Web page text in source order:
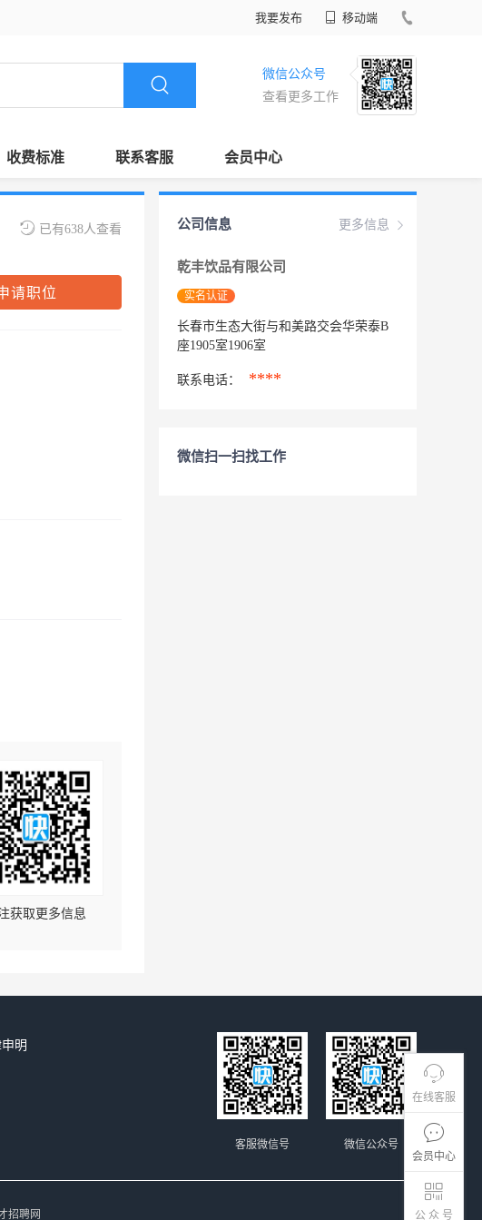
我要发布 移动端
微信公众号
查看更多工作
收费标准 联系客服 会员中心
在线客服
会员中心
公 众 号
已有638人查看
请职位
获取更多信息
更多信息
公司信息
乾丰饮品有限公司
实名认证
长春市生态大街与和美路交会华荣泰B
座1905室1906室
联系电话： ****
微信扫一扫找工作
明
微信公众号
客服微信号
招聘网